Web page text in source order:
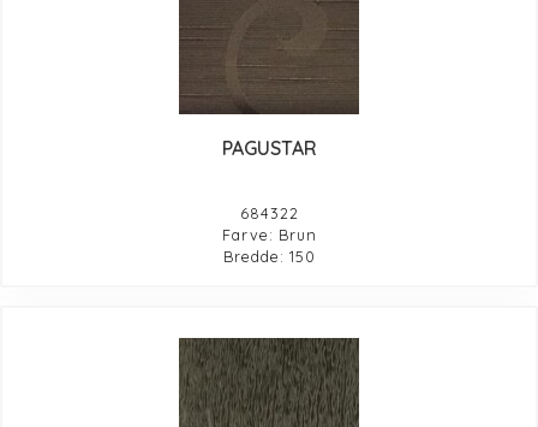
PAGUSTAR
684322
Farve: Brun
Bredde: 150